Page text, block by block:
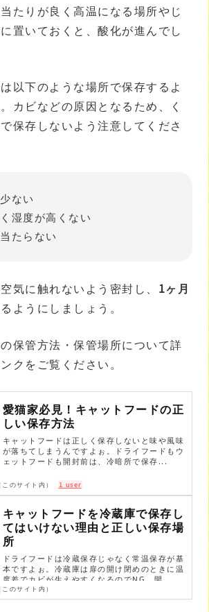
たりが良く高温になる場所やじ
置いておくと、酸化が進んでし
以下のような場所で保存するよ
カビなどの原因となるため、く
保存しないよう注意してくださ
ない
湿度が高くない
たらない
気に触れないよう密封し、 1ヶ月
ようにしましょう。
保管方法・保管場所について詳
クをご覧ください。
愛猫家必見！キャットフードの正
しい保存方法
キャットフードは正しく保存しないと味や風味
が落ちてしまうんですよぉ。ドライフードもウ
ェットフードも開封前は、冷暗所で保存...
のサイト内） 1 user
キャットフードを冷蔵庫で保存し
てはいけない理由と正しい保存場
所
ドライフードは冷蔵保存じゃなく常温保存が基
本ですよぉ。冷蔵庫は扉の開け閉めのときに温
度差でカビが生えやすくなるのでNG。開...
のサイト内）